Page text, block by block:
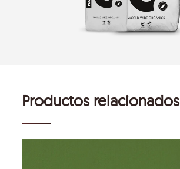
Productos relacionados